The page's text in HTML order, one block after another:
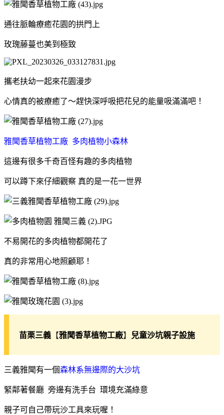
通往脈輪療癒花園的拱門上
玫瑰藤蔓也美到極致
攜老扶幼一起來花園漫步
心情真的被療癒了～趕快深呼吸把花兒的能量吸滿滿吧！
雅聞香草植物工廠 多肉植物小森林
這邊有很多千奇百怪有趣的多肉植物
可以蹲下來仔細觀察 真的是一花一世界
不易開花的多肉植物都開花了
真的非常用心地照顧耶！
苗栗三義 【雅聞香草植物工廠】 兒童沙坑親子設施
三義雅聞有一個森林系無邊際的大沙坑
緊鄰著餐廳 旁邊有洗手台 環境充滿綠意
親子可自己帶玩沙工具來玩喔！